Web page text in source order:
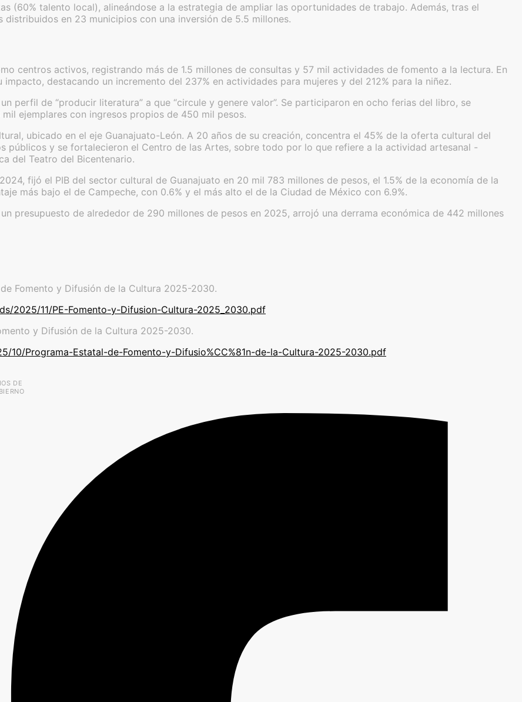
(60% talento local), alineándose a la estrategia de ampliar las oportunidades de trabajo. Además, tras el
en 23 municipios con una inversión de 5.5 millones.
centros activos, registrando más de 1.5 millones de consultas y 57 mil actividades de fomento a la lectura. En
destacando un incremento del 237% en actividades para mujeres y del 212% para la niñez.
perfil de “producir literatura” a que “circule y genere valor”. Se participaron en ocho ferias del libro, se
ejemplares con ingresos propios de 450 mil pesos.
ubicado en el eje Guanajuato-León. A 20 años de su creación, concentra el 45% de la oferta cultural del
públicos y se fortalecieron el Centro de las Artes, sobre todo por lo que refiere a la actividad artesanal -
del Teatro del Bicentenario.
fijó el PIB del sector cultural de Guanajuato en 20 mil 783 millones de pesos, el 1.5% de la economía de la
más bajo el de Campeche, con 0.6% y el más alto el de la Ciudad de México con 6.9%.
presupuesto de alrededor de 290 millones de pesos en 2025, arrojó una derrama económica de 442 millones
Fomento y Difusión de la Cultura 2025-2030.
2025/11/PE-Fomento-y-Difusion-Cultura-2025_2030.pdf
y Difusión de la Cultura 2025-2030.
10/Programa-Estatal-de-Fomento-y-Difusio%CC%81n-de-la-Cultura-2025-2030.pdf
DE